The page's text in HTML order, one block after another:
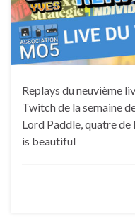
Replays du neuvième
Twitch de la semaine
Lord Paddle, quatre
is beautiful